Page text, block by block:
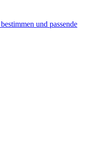
und passende